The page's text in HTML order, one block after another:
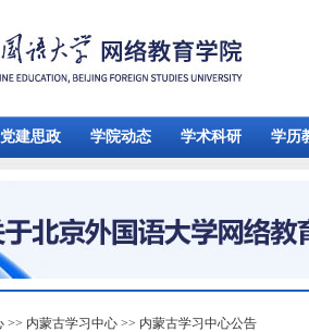
党建思政 学院动态 学术科研 学历
>> 内蒙古学习中心 >> 内蒙古学习中心公告